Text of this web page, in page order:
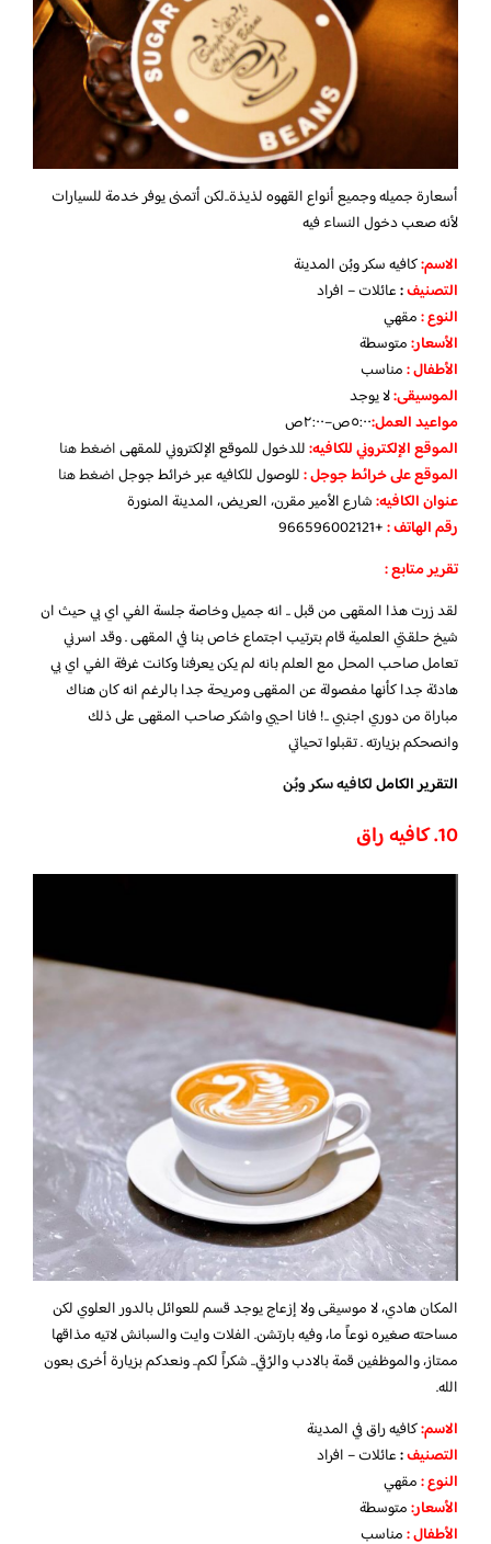
أسعارة جميله وجميع أنواع القهوه لذيذة..لكن أتمنى يوفر خدمة للسيارات
لأنه صعب دخول النساء فيه
الاسم:كافيه سكر وبُن المدينة
التصنيف:عائلات – افراد
النوع :مقهي
الأسعار:متوسطة
الأطفال:مناسب
الموسيقى:لا يوجد
مواعيد العمل:٥:٠٠ص–٢:٠٠ص
الموقع الإلكتروني للكافيه:للدخول للموقع الإلكتروني للمقهىاضغط هنا
الموقع على خرائط جوجل:للوصول للكافيه عبر خرائط جوجلاضغط هنا
عنوان الكافيه:شارع الأمير مقرن، العريض، المدينة المنورة
رقم الهاتف :+966596002121
تقرير متابع :
لقد زرت هذا المقهى من قبل .. انه جميل وخاصة جلسة الفي اي بي حيث ان
شيخ حلقتي العلمية قام بترتيب اجتماع خاص بنا في المقهى . وقد اسرني
تعامل صاحب المحل مع العلم بانه لم يكن يعرفنا وكانت غرفة الفي اي بي
هادئة جدا كأنها مفصولة عن المقهى ومريحة جدا بالرغم انه كان هناك
مباراة من دوري اجنبي ..! فانا احيي واشكر صاحب المقهى على ذلك
وانصحكم بزيارته . تقبلوا تحياتي
التقرير الكامللكافيه سكر وبُن
10. كافيه راق
المكان هادي، لا موسيقى ولا إزعاج يوجد قسم للعوائل بالدور العلوي لكن
مساحته صغيره نوعاً ما، وفيه بارتشن. الفلات وايت والسبانش لاتيه مذاقها
ممتاز، والموظفين قمة بالادب والرُقي.. شكراً لكم.. ونعدكم بزيارة أخرى بعون
الله.
الاسم:كافيه راق في المدينة
التصنيف:عائلات – افراد
النوع :مقهي
الأسعار:متوسطة
الأطفال:مناسب